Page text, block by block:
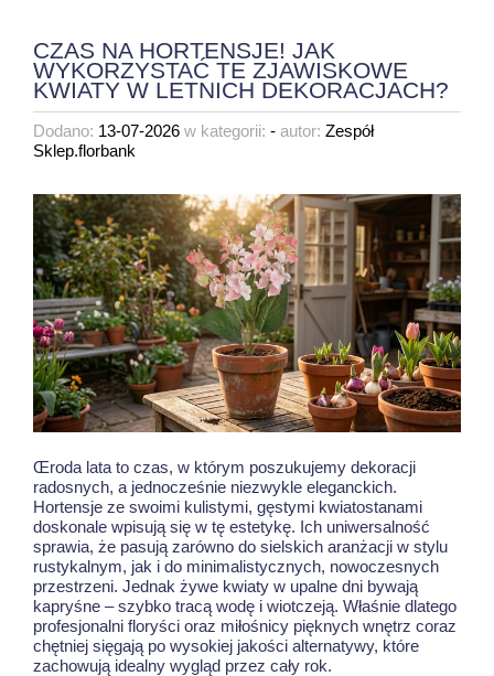
CZAS NA HORTENSJE! JAK
WYKORZYSTAĆ TE ZJAWISKOWE
KWIATY W LETNICH DEKORACJACH?
Dodano: 13-07-2026 w kategorii: - autor: Zespół
Sklep.florbank
Œroda lata to czas, w którym poszukujemy dekoracji
radosnych, a jednocześnie niezwykle eleganckich.
Hortensje ze swoimi kulistymi, gęstymi kwiatostanami
doskonale wpisują się w tę estetykę. Ich uniwersalność
sprawia, że pasują zarówno do sielskich aranżacji w stylu
rustykalnym, jak i do minimalistycznych, nowoczesnych
przestrzeni. Jednak żywe kwiaty w upalne dni bywają
kapryśne – szybko tracą wodę i wiotczeją. Właśnie dlatego
profesjonalni floryści oraz miłośnicy pięknych wnętrz coraz
chętniej sięgają po wysokiej jakości alternatywy, które
zachowują idealny wygląd przez cały rok.